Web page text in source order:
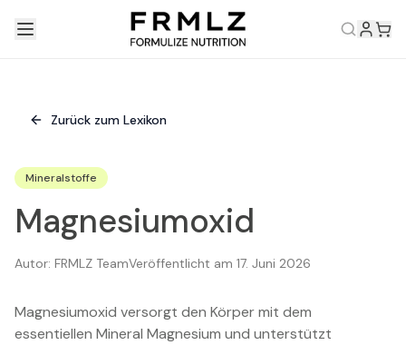
Zurück zum Lexikon
Mineralstoffe
Magnesiumoxid
Autor: FRMLZ TeamVeröffentlicht am 17. Juni 2026
Magnesiumoxid versorgt den Körper mit dem
essentiellen Mineral Magnesium und unterstützt